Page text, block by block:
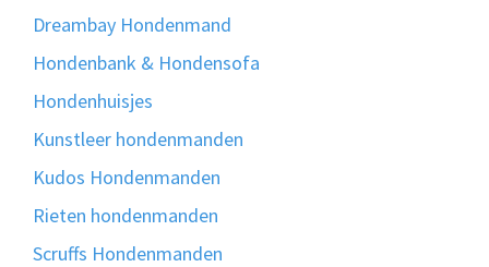
Dreambay Hondenmand
Hondenbank & Hondensofa
Hondenhuisjes
Kunstleer hondenmanden
Kudos Hondenmanden
Rieten hondenmanden
Scruffs Hondenmanden